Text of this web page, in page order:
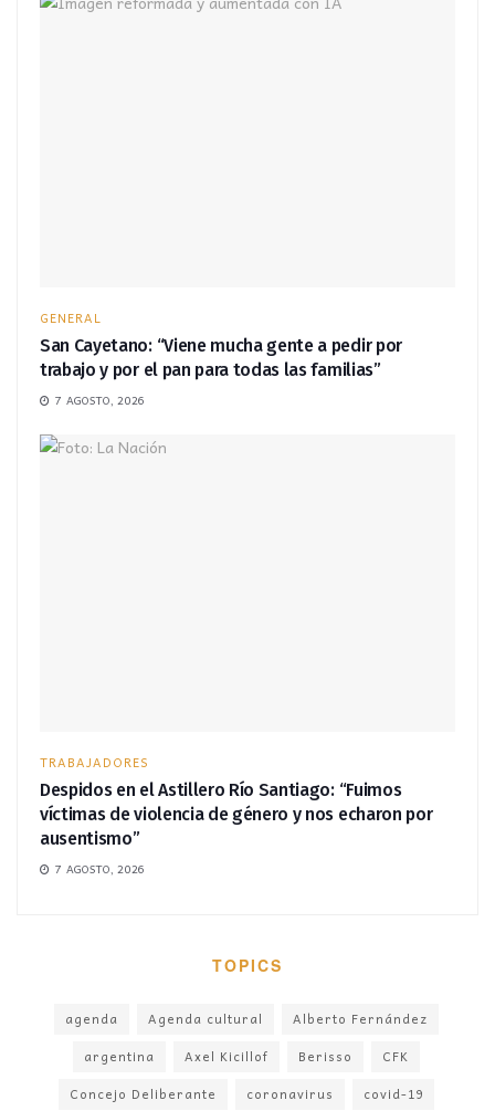
GENERAL
San Cayetano: “Viene mucha gente a pedir por
trabajo y por el pan para todas las familias”
7 AGOSTO, 2026
TRABAJADORES
Despidos en el Astillero Río Santiago: “Fuimos
víctimas de violencia de género y nos echaron por
ausentismo”
7 AGOSTO, 2026
TOPICS
agenda Agenda cultural
Alberto Fernández
argentina
Axel Kicillof Berisso
CFK
Concejo Deliberante
coronavirus
covid-19